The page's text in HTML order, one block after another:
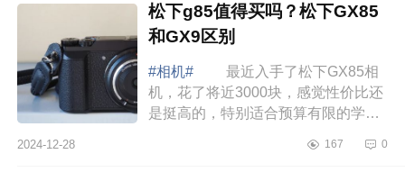
松下g85值得买吗？松下GX85
和GX9区别
#相机#
最近入手了松下GX85相
机，花了将近3000块，感觉性价比还
是挺高的，特别适合预算有限的学生
携吸引的，拿到手后发现真的超级
2024-12-28 167 0